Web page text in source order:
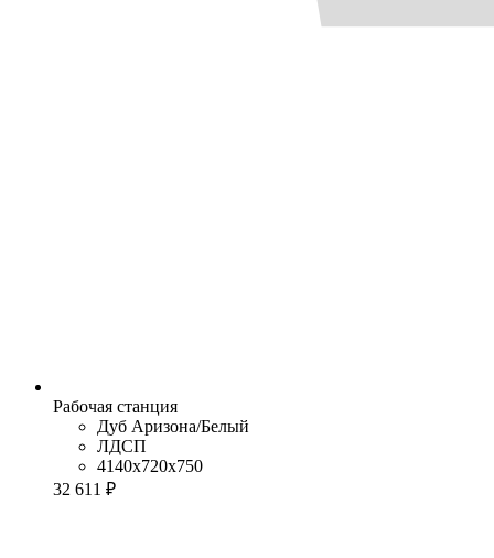
Рабочая станция
Дуб Аризона/Белый
ЛДСП
4140x720x750
32 611 ₽